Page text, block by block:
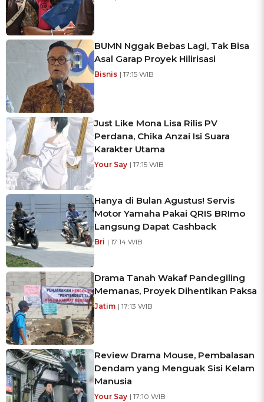
BUMN Nggak Bebas Lagi, Tak Bisa
Asal Garap Proyek Hilirisasi
Bisnis | 17:15 WIB
Just Like Mona Lisa Rilis PV
Perdana, Chika Anzai Isi Suara
Karakter Utama
Your Say | 17:15 WIB
Hanya di Bulan Agustus! Servis
Motor Yamaha Pakai QRIS BRImo
Langsung Dapat Cashback
Bri | 17:14 WIB
Drama Tanah Wakaf Pandegiling
Memanas, Proyek Dihentikan Paksa
Jatim | 17:13 WIB
Review Drama Mouse, Pembalasan
Dendam yang Menguak Sisi Kelam
Manusia
Your Say | 17:10 WIB